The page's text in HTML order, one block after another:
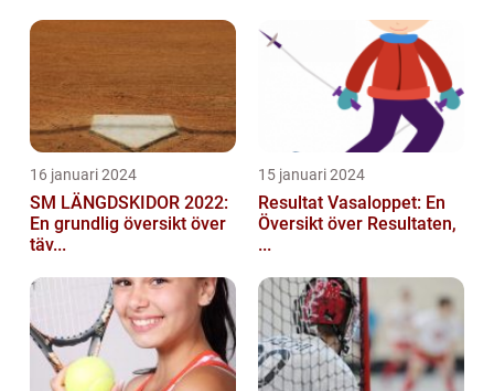
16 januari 2024
SM LÄNGDSKIDOR 2022:
En grundlig översikt över
täv...
15 januari 2024
Resultat Vasaloppet: En
Översikt över Resultaten,
...